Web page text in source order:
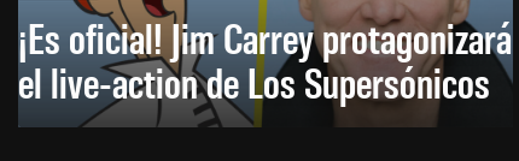
¡Es oficial! Jim Carrey protagonizará
el live-action de Los Supersónicos